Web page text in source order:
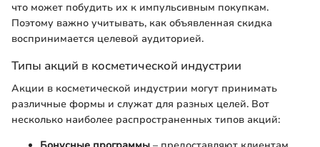
что может побудить их к импульсивным покупкам.
Поэтому важно учитывать, как объявленная скидка
воспринимается целевой аудиторией.
Типы акций в косметической индустрии
Акции в косметической индустрии могут принимать
различные формы и служат для разных целей. Вот
несколько наиболее распространенных типов акций: